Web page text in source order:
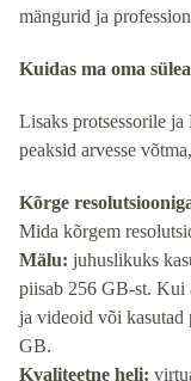
mängurid ja
Kuidas ma oma
Lisaks protsessorile
peaksid arvesse
Kõrge
Mida kõrgem
Mälu: juhuslikuks
piisab 256 GB-st. Kui
ja videoid või kasutad
GB.
Kvaliteetne heli: